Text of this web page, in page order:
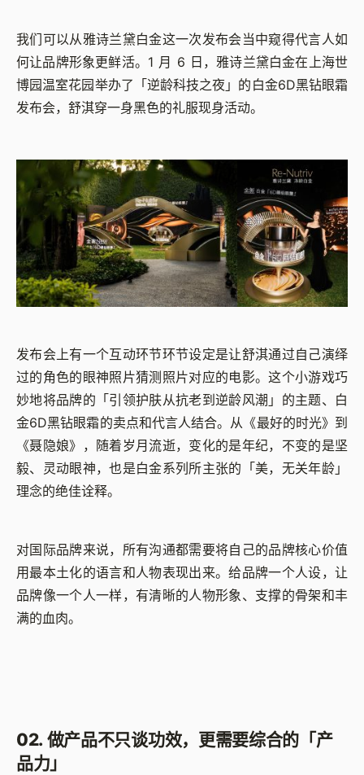
我们可以从雅诗兰黛白金这一次发布会当中窥得代言人如
何让品牌形象更鲜活。1 月 6 日，雅诗兰黛白金在上海世
博园温室花园举办了「逆龄科技之夜」的白金6D黑钻眼霜
发布会，舒淇穿一身黑色的礼服现身活动。
发布会上有一个互动环节环节设定是让舒淇通过自己演绎
过的角色的眼神照片猜测照片对应的电影。这个小游戏巧
妙地将品牌的「引领护肤从抗老到逆龄风潮」的主题、白
金6D黑钻眼霜的卖点和代言人结合。从《最好的时光》到
《聂隐娘》，随着岁月流逝，变化的是年纪，不变的是坚
毅、灵动眼神，也是白金系列所主张的「美，无关年龄」
理念的绝佳诠释。
对国际品牌来说，所有沟通都需要将自己的品牌核心价值
用最本土化的语言和人物表现出来。给品牌一个人设，让
品牌像一个人一样，有清晰的人物形象、支撑的骨架和丰
满的血肉。
02. 做产品不只谈功效，更需要综合的「产
品力」